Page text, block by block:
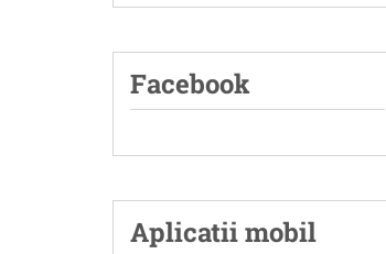
Facebook
Aplicatii mobil